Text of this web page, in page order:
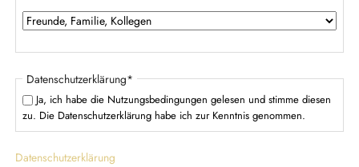
P
f
l
h
Datenschutzerklärung*
Ja, ich habe die Nutzungsbedingungen gelesen und stimme diesen
zu. Die Datenschutzerklärung habe ich zur Kenntnis genommen.
Datenschutzerklärung